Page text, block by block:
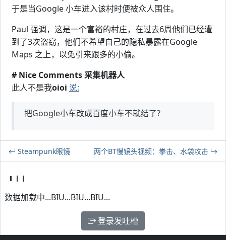
于是当Google 小车进入该村时便被众人围住。
Paul 强调，这是一个富裕的村庄，在过去6周他们已经遭
到了3次盗窃，他们不希望自己的隐私暴露在Google
Maps 之上，以免引来跟多的小偷。
# Nice Comments 采集机器人
此人不是我oioi 说:
把Google小车改成百度小车不就结了?
Steampunk眼镜 两个BT慢镜头视频：拳击、水袋攻击
数据加载中...BIU...BIU...BIU...
登录发吐槽